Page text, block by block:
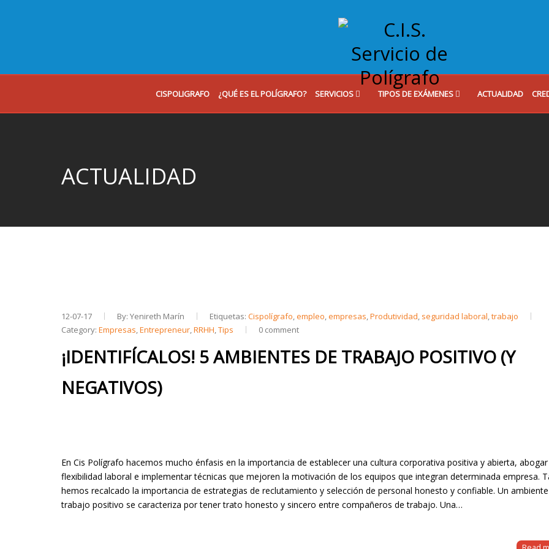
CISPOLIGRAFO ¿QUÉ ES EL POLÍGRAFO? SERVICIOS TIPOS DE EXÁMENES ACTUALIDAD
ACTUALIDAD
12-07-17 By: Yenireth Marín Etiquetas:Cispolígrafo,empleo,empresas,Produtividad, seguridad laboral,trabajo
Category:Empresas,Entrepreneur,RRHH,Tips 0 comment
¡IDENTIFÍCALOS! 5 AMBIENTES DE TRABAJO POSITIVO (Y
NEGATIVOS)
En Cis Polígrafo hacemos mucho énfasis en la importancia de establecer una cultura corporativa positiva y abierta,
flexibilidad laboral e implementar técnicas que mejoren la motivación de los equipos que integran determinada empresa.
hemos recalcado la importancia de estrategias de reclutamiento y selección de personal honesto y confiable. Un
trabajo positivo se caracteriza por tener trato honesto y sincero entre compañeros de trabajo. Una…